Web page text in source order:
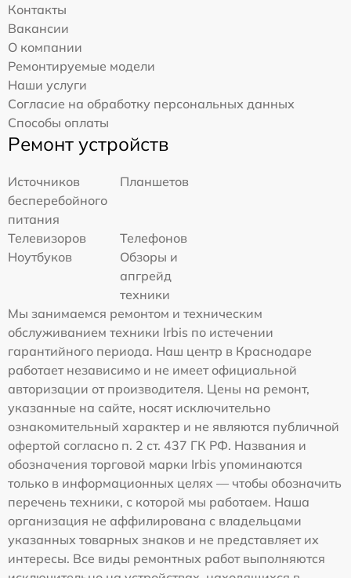
Контакты
Вакансии
О компании
Ремонтируемые модели
Наши услуги
Согласие на обработку персональных данных
Способы оплаты
Ремонт устройств
Источников
бесперебойного
питания
Планшетов
Телевизоров
Телефонов
Ноутбуков
Обзоры и
апгрейд
техники
Мы занимаемся ремонтом и техническим
обслуживанием техники Irbis по истечении
гарантийного периода. Наш центр в Краснодаре
работает независимо и не имеет официальной
авторизации от производителя. Цены на ремонт,
указанные на сайте, носят исключительно
ознакомительный характер и не являются публичной
офертой согласно п. 2 ст. 437 ГК РФ. Названия и
обозначения торговой марки Irbis упоминаются
только в информационных целях — чтобы обозначить
перечень техники, с которой мы работаем. Наша
организация не аффилирована с владельцами
указанных товарных знаков и не представляет их
интересы. Все виды ремонтных работ выполняются